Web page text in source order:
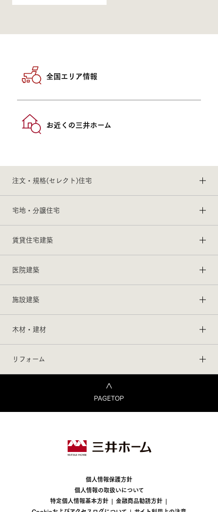
全国エリア情報
お近くの三井ホーム
注文・規格(セレクト)住宅
宅地・分譲住宅
賃貸住宅建築
医院建築
施設建築
木材・建材
リフォーム
PAGETOP
個人情報保護方針
個人情報の取扱いについて
特定個人情報基本方針
金融商品勧誘方針